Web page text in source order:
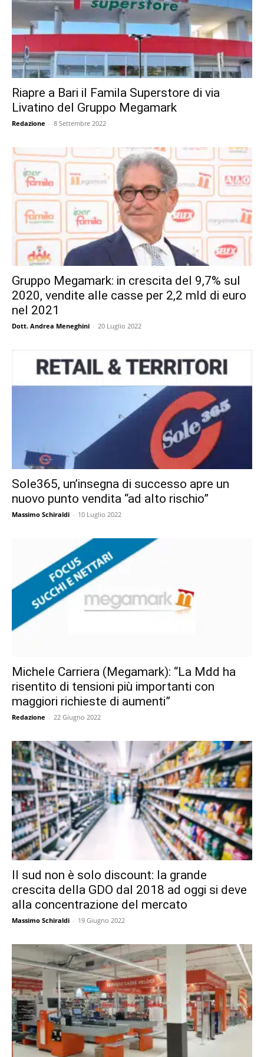
Riapre a Bari il Famila Superstore di via
Livatino del Gruppo Megamark
Redazione - 8 Settembre 2022
Gruppo Megamark: in crescita del 9,7% sul
2020, vendite alle casse per 2,2 mld di euro
nel 2021
Dott. Andrea Meneghini - 20 Luglio 2022
Sole365, un’insegna di successo apre un
nuovo punto vendita “ad alto rischio”
Massimo Schiraldi - 10 Luglio 2022
Michele Carriera (Megamark): “La Mdd ha
risentito di tensioni più importanti con
maggiori richieste di aumenti”
Redazione - 22 Giugno 2022
Il sud non è solo discount: la grande
crescita della GDO dal 2018 ad oggi si deve
alla concentrazione del mercato
Massimo Schiraldi - 19 Giugno 2022